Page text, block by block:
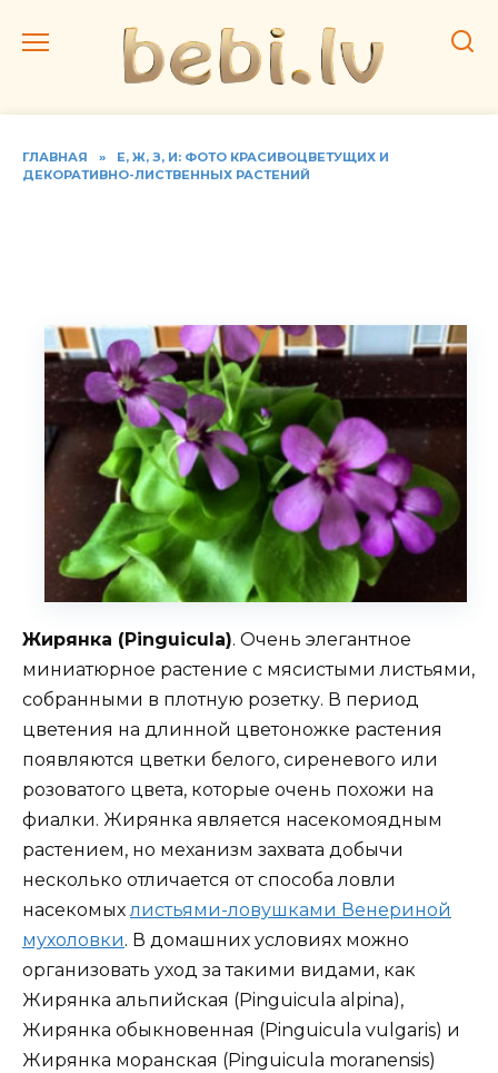
ГЛАВНАЯ »
Е, Ж, З, И: ФОТО КРАСИВОЦВЕТУЩИХ И
ДЕКОРАТИВНО-ЛИСТВЕННЫХ РАСТЕНИЙ
Жирянка (Pinguicula). Очень элегантное
миниатюрное растение с мясистыми листьями,
собранными в плотную розетку. В период
цветения на длинной цветоножке растения
появляются цветки белого, сиреневого или
розоватого цвета, которые очень похожи на
фиалки. Жирянка является насекомоядным
растением, но механизм захвата добычи
несколько отличается от способа ловли
насекомыхлистьями-ловушками Венериной
мухоловки. В домашних условиях можно
организовать уход за такими видами, как
Жирянка альпийская (Pinguicula alpina),
Жирянка обыкновенная (Pinguicula vulgaris) и
Жирянка моранская (Pinguicula moranensis)